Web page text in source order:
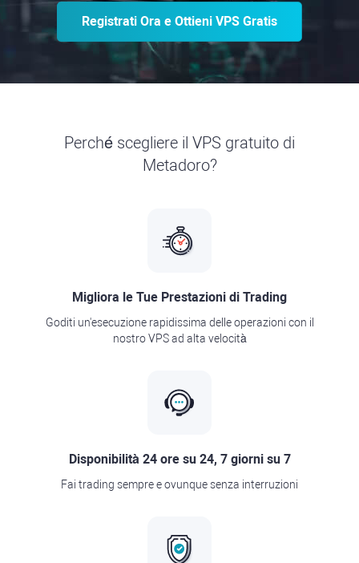
Registrati Ora e Ottieni VPS Gratis
Perché scegliere il VPS gratuito di
Metadoro?
Migliora le Tue Prestazioni di Trading
Goditi un'esecuzione rapidissima delle operazioni con il
nostro VPS ad alta velocità
Disponibilità 24 ore su 24, 7 giorni su 7
Fai trading sempre e ovunque senza interruzioni